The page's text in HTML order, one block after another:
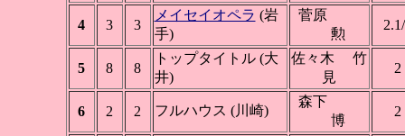
4 3 3
メイセイオペラ (岩
手)
菅原
勲
5 8 8
トップタイトル (大
井)
佐々木 竹
見
2
6 2 2 フルハウス (川崎)
森下
博
2